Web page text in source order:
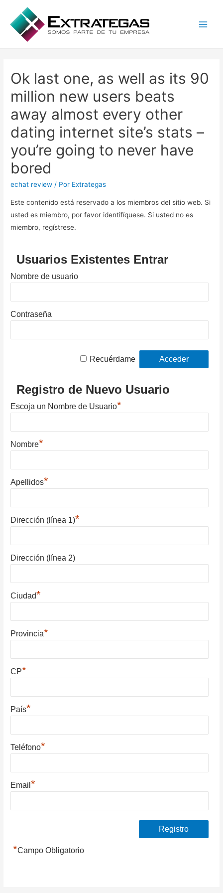
Ok last one, as well as its 90
million new users beats
away almost every other
dating internet site’s stats –
you’re going to never have
bored
echat review / Por Extrategas
Este contenido está reservado a los miembros del sitio web. Si
usted es miembro, por favor identifíquese. Si usted no es
miembro, regístrese.
Usuarios Existentes Entrar
Nombre de usuario
Contraseña
Recuérdame
Registro de Nuevo Usuario
Escoja un Nombre de Usuario*
Nombre*
Apellidos*
Dirección (línea 1)*
Dirección (línea 2)
Ciudad*
Provincia*
CP*
País*
Teléfono*
Email*
*Campo Obligatorio